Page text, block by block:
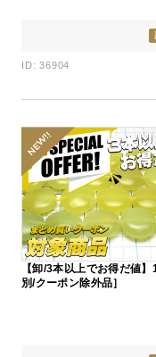
ID: 36904
【卸/3本以上でお得だ値
別/クーポン除外品］